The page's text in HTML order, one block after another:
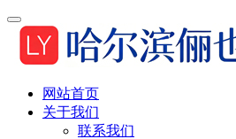
网站首页
关于我们
联系我们